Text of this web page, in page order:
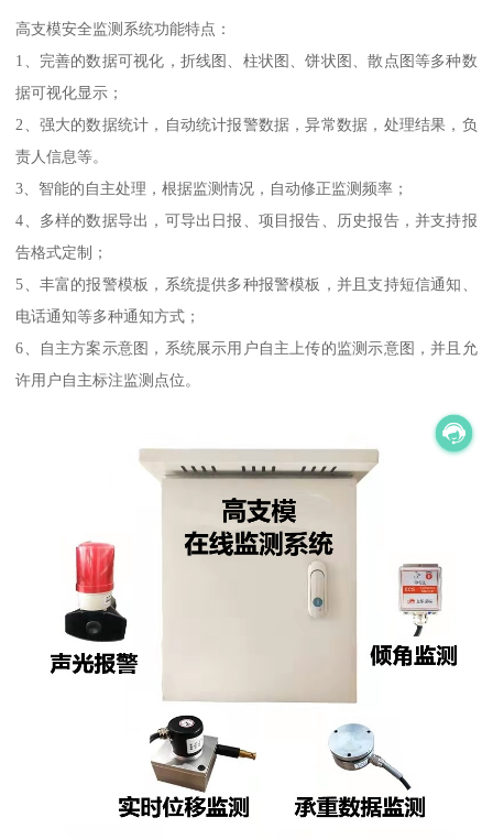
高支模安全监测系统功能特点：
1、完善的数据可视化，折线图、柱状图、饼状图、散点图等多种数
据可视化显示；
2、强大的数据统计，自动统计报警数据，异常数据，处理结果，负
责人信息等。
3、智能的自主处理，根据监测情况，自动修正监测频率；
4、多样的数据导出，可导出日报、项目报告、历史报告，并支持报
告格式定制；
5、丰富的报警模板，系统提供多种报警模板，并且支持短信通知、
电话通知等多种通知方式；
6、自主方案示意图，系统展示用户自主上传的监测示意图，并且允
许用户自主标注监测点位。